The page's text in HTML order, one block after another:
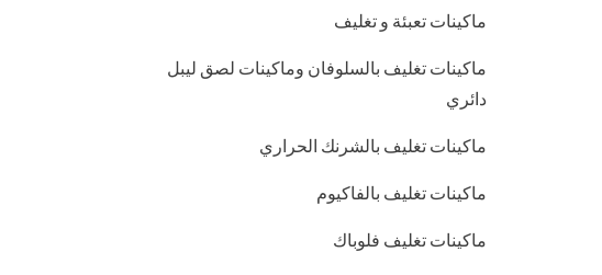
ماكينات تعبئة و تغليف
ماكينات تغليف بالسلوفان وماكينات لصق ليبل
دائري
ماكينات تغليف بالشرنك الحراري
ماكينات تغليف بالفاكيوم
ماكينات تغليف فلوباك